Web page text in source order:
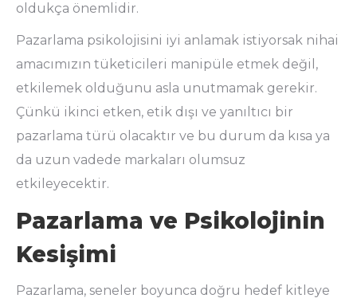
oldukça önemlidir.
Pazarlama psikolojisini iyi anlamak istiyorsak nihai
amacımızın tüketicileri manipüle etmek değil,
etkilemek olduğunu asla unutmamak gerekir.
Çünkü ikinci etken, etik dışı ve yanıltıcı bir
pazarlama türü olacaktır ve bu durum da kısa ya
da uzun vadede markaları olumsuz
etkileyecektir.
Pazarlama ve Psikolojinin
Kesişimi
Pazarlama, seneler boyunca doğru hedef kitleye